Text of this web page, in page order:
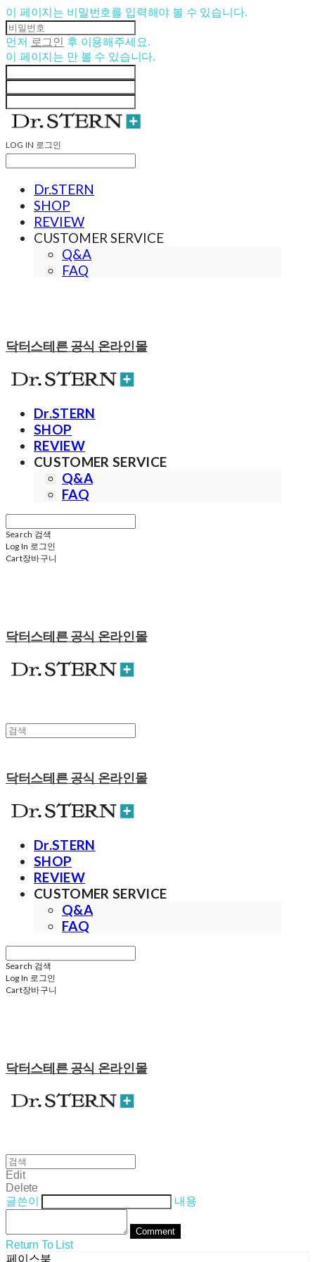
이 페이지는 비밀번호를 입력해야 볼 수 있습니다.
먼저 로그인
후 이용해주세요.
이 페이지는 만 볼 수 있습니다.
LOG IN 로그인
Dr.STERN
SHOP
REVIEW
CUSTOMER SERVICE
Q&A
FAQ
닥터스테른 공식 온라인몰
Dr.STERN
SHOP
REVIEW
CUSTOMER SERVICE
Q&A
FAQ
Search 검색
Log In 로그인
Cart장바구니
닥터스테른 공식 온라인몰
닥터스테른 공식 온라인몰
Dr.STERN
SHOP
REVIEW
CUSTOMER SERVICE
Q&A
FAQ
Search 검색
Log In 로그인
Cart장바구니
닥터스테른 공식 온라인몰
Edit
Delete
글쓴이
내용
Comment
Return To List
페이스북